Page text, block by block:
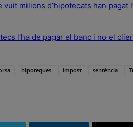
vuit milions d’hipotecats han pagat
l’ha de pagar el banc i no el
hipoteques impost sentència